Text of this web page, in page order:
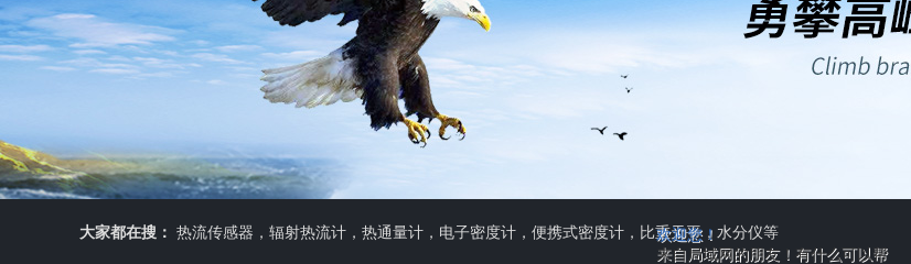
欢迎您！
来自局域网的朋友！有什么可以帮
大家都在搜： 热流传感器，辐射热流计，热通量计，电子密度计，便携式密度计，比重天平，水分仪等